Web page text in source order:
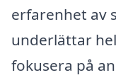
erfarenhet av
underlättar
fokusera på